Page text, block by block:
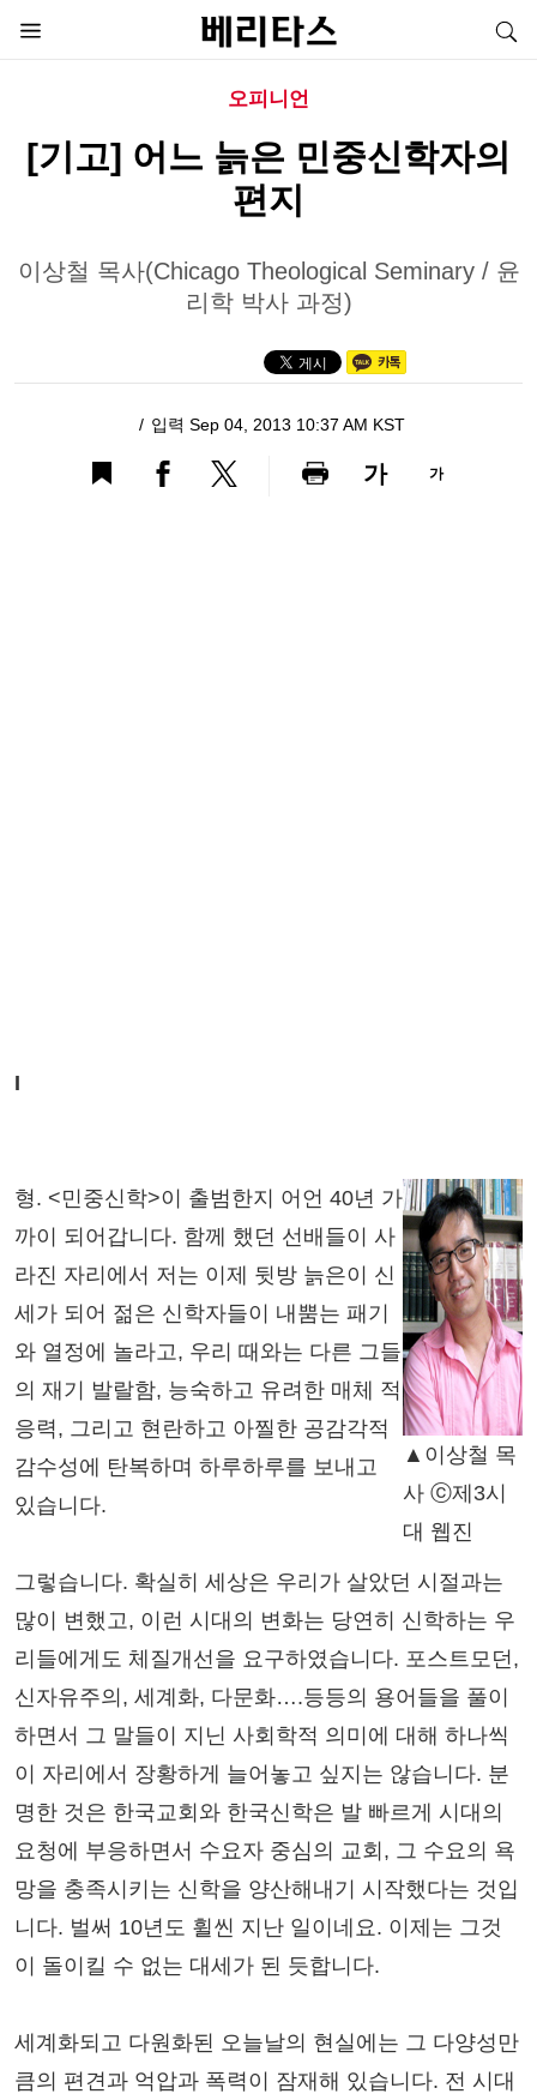
오피니언
[기고] 어느 늙은 민중신학자의
편지
이상철 목사(Chicago Theological Seminary / 윤
리학 박사 과정)
입력 Sep 04, 2013 10:37 AM KST
가 가
I
▲이상철 목
사 ⓒ제3시
대 웹진
형. <민중신학>이 출범한지 어언 40년 가
까이 되어갑니다. 함께 했던 선배들이 사
라진 자리에서 저는 이제 뒷방 늙은이 신
세가 되어 젊은 신학자들이 내뿜는 패기
와 열정에 놀라고, 우리 때와는 다른 그들
의 재기 발랄함, 능숙하고 유려한 매체 적
응력, 그리고 현란하고 아찔한 공감각적
감수성에 탄복하며 하루하루를 보내고
있습니다.
그렇습니다. 확실히 세상은 우리가 살았던 시절과는
많이 변했고, 이런 시대의 변화는 당연히 신학하는 우
리들에게도 체질개선을 요구하였습니다. 포스트모던,
신자유주의, 세계화, 다문화….등등의 용어들을 풀이
하면서 그 말들이 지닌 사회학적 의미에 대해 하나씩
이 자리에서 장황하게 늘어놓고 싶지는 않습니다. 분
명한 것은 한국교회와 한국신학은 발 빠르게 시대의
요청에 부응하면서 수요자 중심의 교회, 그 수요의 욕
망을 충족시키는 신학을 양산해내기 시작했다는 것입
니다. 벌써 10년도 휠씬 지난 일이네요. 이제는 그것
이 돌이킬 수 없는 대세가 된 듯합니다.
세계화되고 다원화된 오늘날의 현실에는 그 다양성만
큼의 편견과 억압과 폭력이 잠재해 있습니다. 전 시대